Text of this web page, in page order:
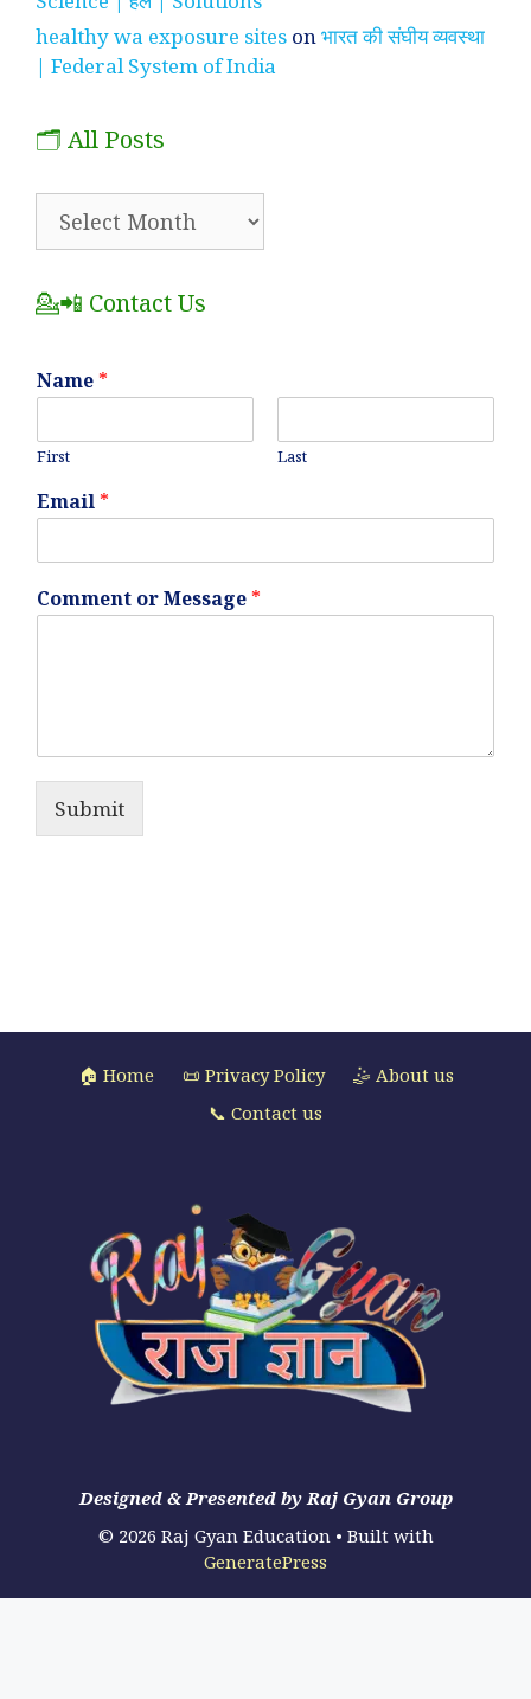
healthy wa exposure sites onभारत की संघीय व्यवस्था
| Federal System of India
🗂️ All Posts
💁📲 Contact Us
Name *
First Last
Email *
Comment or Message *
Submit
🏠 Home 📜 Privacy Policy
🤹 About us
📞 Contact us
Designed & Presented by Raj Gyan Group
© 2026 Raj Gyan Education• Built with
GeneratePress